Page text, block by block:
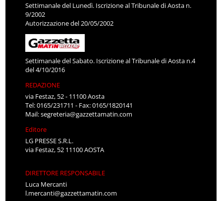
Settimanale del Lunedì. Iscrizione al Tribunale di Aosta n.
9/2002
Autorizzazione del 20/05/2002
Settimanale del Sabato. Iscrizione al Tribunale di Aosta n.4
del 4/10/2016
REDAZIONE
via Festaz, 52 - 11100 Aosta
Tel: 0165/231711 - Fax: 0165/1820141
Mail:segreteria@gazzettamatin.com
Editore
LG PRESSE S.R.L.
via Festaz, 52 11100 AOSTA
DIRETTORE RESPONSABILE
Luca Mercanti
l.mercanti@gazzettamatin.com